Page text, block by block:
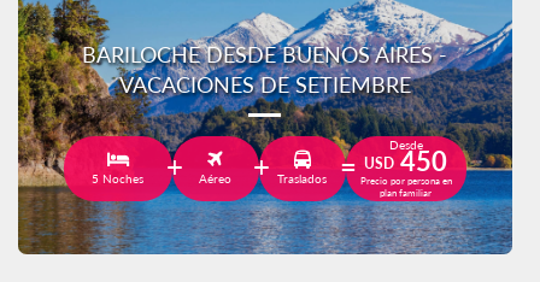
BARILOCHE DESDE BUENOS AIRES -
VACACIONES DE SETIEMBRE
5 Noches Aéreo Traslados
Desde
USD 450
Precio por persona en
plan familiar